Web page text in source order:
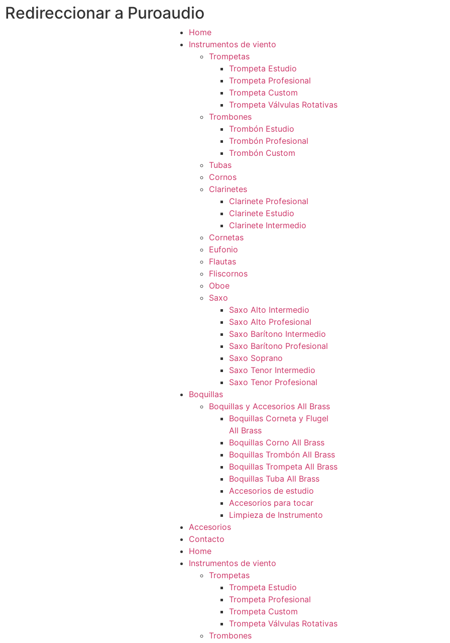
Redireccionar a Puroaudio
Home
Instrumentos de viento
Trompetas
Trompeta Estudio
Trompeta Profesional
Trompeta Custom
Trompeta Válvulas Rotativas
Trombones
Trombón Estudio
Trombón Profesional
Trombón Custom
Tubas
Cornos
Clarinetes
Clarinete Profesional
Clarinete Estudio
Clarinete Intermedio
Cornetas
Eufonio
Flautas
Fliscornos
Oboe
Saxo
Saxo Alto Intermedio
Saxo Alto Profesional
Saxo Barítono Intermedio
Saxo Barítono Profesional
Saxo Soprano
Saxo Tenor Intermedio
Saxo Tenor Profesional
Boquillas
Boquillas y Accesorios All Brass
Boquillas Corneta y Flugel
All Brass
Boquillas Corno All Brass
Boquillas Trombón All Brass
Boquillas Trompeta All Brass
Boquillas Tuba All Brass
Accesorios de estudio
Accesorios para tocar
Limpieza de Instrumento
Accesorios
Contacto
Home
Instrumentos de viento
Trompetas
Trompeta Estudio
Trompeta Profesional
Trompeta Custom
Trompeta Válvulas Rotativas
Trombones